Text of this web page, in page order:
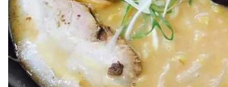
一番人気？コク味噌味 - 札幌市、らーめん信玄 南6条店